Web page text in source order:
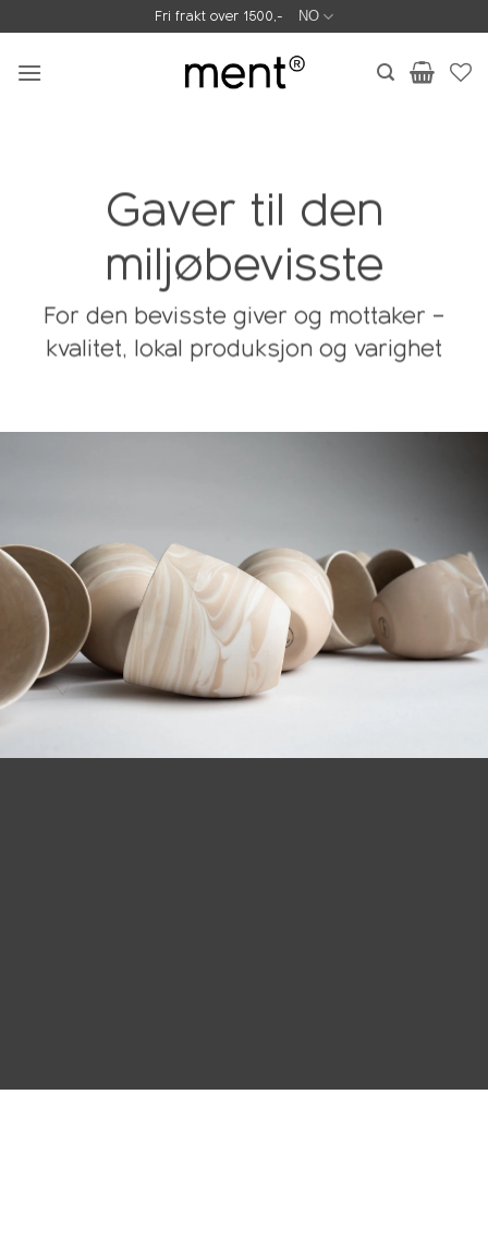
to
content
Fri frakt over 1500,- NO
Gaver til den
miljøbevisste
For den bevisste giver og mottaker –
kvalitet, lokal produksjon og varighet